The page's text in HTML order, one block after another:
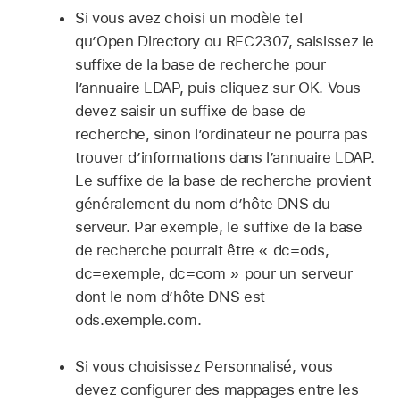
Si vous avez choisi un modèle tel
qu’Open Directory ou RFC2307, saisissez le
suffixe de la base de recherche pour
l’annuaire LDAP, puis cliquez sur OK. Vous
devez saisir un suffixe de base de
recherche, sinon l’ordinateur ne pourra pas
trouver d’informations dans l’annuaire LDAP.
Le suffixe de la base de recherche provient
généralement du nom d’hôte DNS du
serveur. Par exemple, le suffixe de la base
de recherche pourrait être « dc=ods,
dc=exemple, dc=com » pour un serveur
dont le nom d’hôte DNS est
ods.exemple.com.
Si vous choisissez Personnalisé, vous
devez configurer des mappages entre les